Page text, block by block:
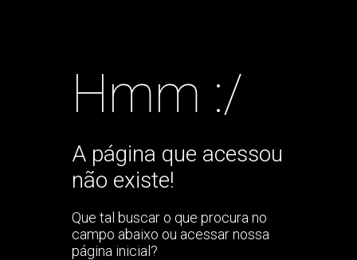
Hmm :/
A página que acessou
não existe!
Que tal buscar o que procura no
campo abaixo ou acessar nossa
página inicial?